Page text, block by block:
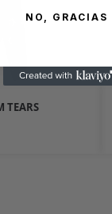
TEARS
NO, GRACIAS